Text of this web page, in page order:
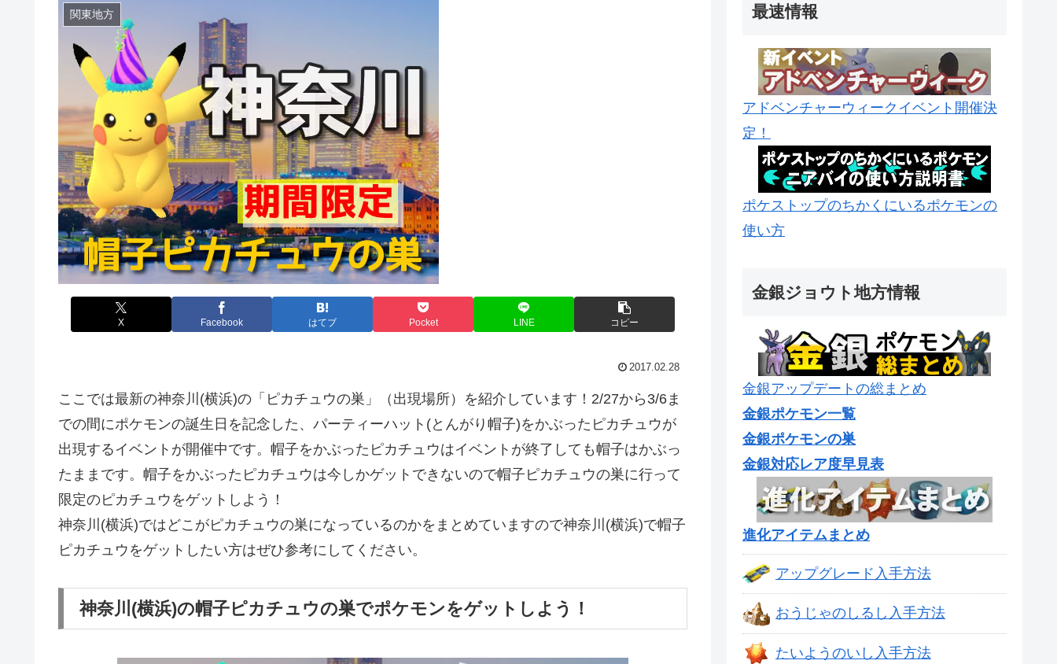
関東地方
X Facebook はてブ Pocket LINE コピー
2017.02.28
ここでは最新の神奈川(横浜)の「ピカチュウの巣」（出現場所）を紹介しています！2/27から3/6ま
での間にポケモンの誕生日を記念した、パーティーハット(とんがり帽子)をかぶったピカチュウが
出現するイベントが開催中です。帽子をかぶったピカチュウはイベントが終了しても帽子はかぶっ
たままです。帽子をかぶったピカチュウは今しかゲットできないので帽子ピカチュウの巣に行って
限定のピカチュウをゲットしよう！
神奈川(横浜)ではどこがピカチュウの巣になっているのかをまとめていますので神奈川(横浜)で帽子
ピカチュウをゲットしたい方はぜひ参考にしてください。
神奈川(横浜)の帽子ピカチュウの巣でポケモンをゲットしよう！
最速情報
アドベンチャーウィークイベント開催決
定！
ポケストップのちかくにいるポケモンの
使い方
金銀ジョウト地方情報
金銀アップデートの総まとめ
金銀ポケモン一覧
金銀ポケモンの巣
金銀対応レア度早見表
進化アイテムまとめ
アップグレード入手方法
おうじゃのしるし入手方法
たいようのいし入手方法